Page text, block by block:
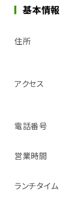
基本情報
住所
アクセス
電話番号
営業時間
ランチタイム